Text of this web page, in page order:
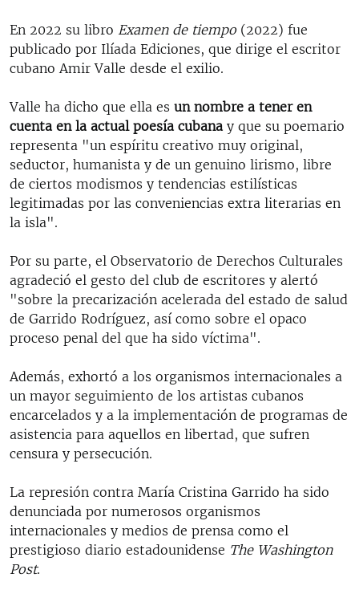
En 2022 su libro Examen de tiempo (2022) fue
publicado por Ilíada Ediciones, que dirige el escritor
cubano Amir Valle desde el exilio.
Valle ha dicho que ella es un nombre a tener en
cuenta en la actual poesía cubana y que su poemario
representa "un espíritu creativo muy original,
seductor, humanista y de un genuino lirismo, libre
de ciertos modismos y tendencias estilísticas
legitimadas por las conveniencias extra literarias en
la isla".
Por su parte, el Observatorio de Derechos Culturales
agradeció el gesto del club de escritores y alertó
"sobre la precarización acelerada del estado de salud
de Garrido Rodríguez, así como sobre el opaco
proceso penal del que ha sido víctima".
Además, exhortó a los organismos internacionales a
un mayor seguimiento de los artistas cubanos
encarcelados y a la implementación de programas de
asistencia para aquellos en libertad, que sufren
censura y persecución.
La represión contra María Cristina Garrido ha sido
denunciada por numerosos organismos
internacionales y medios de prensa como el
prestigioso diario estadounidense The Washington
Post.